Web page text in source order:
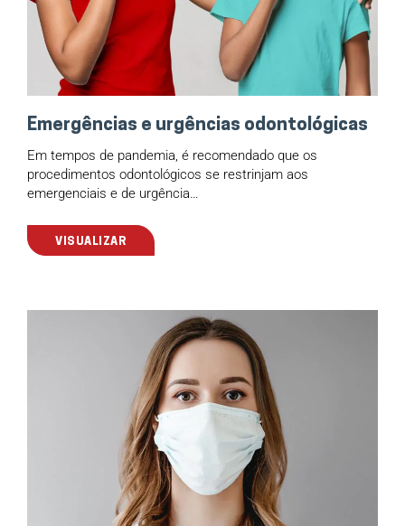
Emergências e urgências odontológicas
Em tempos de pandemia, é recomendado que os
procedimentos odontológicos se restrinjam aos
emergenciais e de urgência…
VISUALIZAR